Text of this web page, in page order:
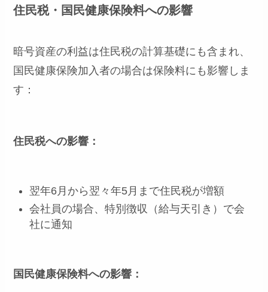
住民税・国民健康保険料への影響
暗号資産の利益は住民税の計算基礎にも含まれ、
国民健康保険加入者の場合は保険料にも影響しま
す：
住民税への影響：
翌年6月から翌々年5月まで住民税が増額
会社員の場合、特別徴収（給与天引き）で会
社に通知
国民健康保険料への影響：